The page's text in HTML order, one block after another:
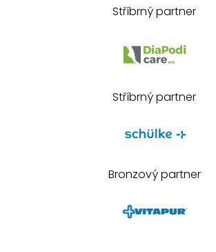
Stříbrný partner
Stříbrný partner
Bronzový partner